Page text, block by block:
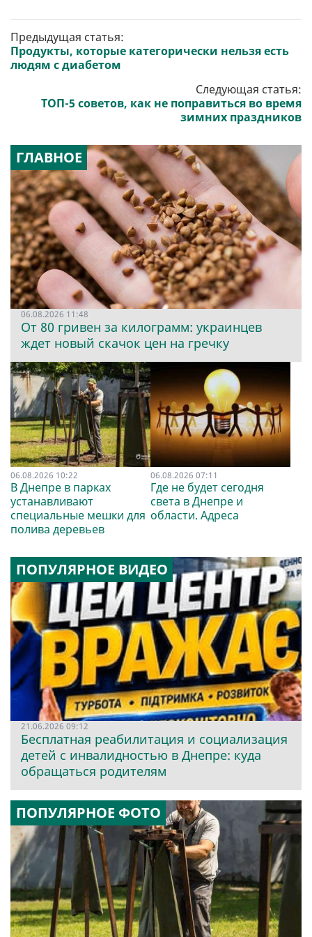
Предыдущая статья:
Продукты, которые категорически нельзя есть
людям с диабетом
Следующая статья:
ТОП-5 советов, как не поправиться во время
зимних праздников
ГЛАВНОЕ
06.08.2026 11:48
От 80 гривен за килограмм: украинцев
ждет новый скачок цен на гречку
06.08.2026 10:22
В Днепре в парках
устанавливают
специальные мешки для
полива деревьев
06.08.2026 07:11
Где не будет сегодня
света в Днепре и
области. Адреса
ПОПУЛЯРНОЕ ВИДЕО
21.06.2026 09:12
Бесплатная реабилитация и социализация
детей с инвалидностью в Днепре: куда
обращаться родителям
ПОПУЛЯРНОЕ ФОТО